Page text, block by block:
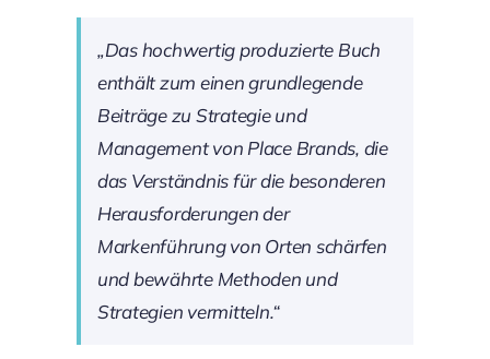
„Das hochwertig produzierte Buch
enthält zum einen grundlegende
Beiträge zu Strategie und
Management von Place Brands, die
das Verständnis für die besonderen
Herausforderungen der
Markenführung von Orten schärfen
und bewährte Methoden und
Strategien vermitteln.“